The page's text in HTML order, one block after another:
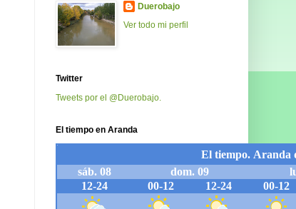
Duerobajo
Ver todo mi perfil
Twitter
Tweets por el @Duerobajo.
El tiempo en Aranda